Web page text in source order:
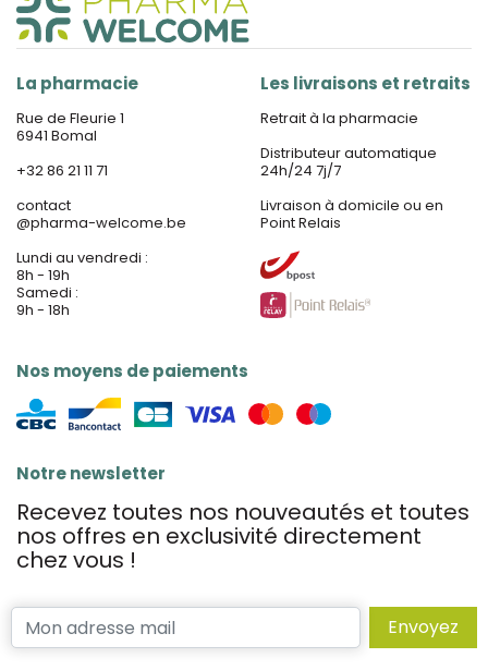
La pharmacie
Rue de Fleurie 1
6941 Bomal
+32 86 21 11 71
contact
@pharma-welcome.be
Lundi au vendredi :
8h - 19h
Samedi :
9h - 18h
Nos moyens de paiements
Les livraisons et retraits
Retrait à la pharmacie
Distributeur automatique
24h/24 7j/7
Livraison à domicile ou en
Point Relais
Notre newsletter
Recevez toutes nos nouveautés et toutes
nos offres en exclusivité directement
chez vous !
Envoyez